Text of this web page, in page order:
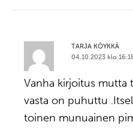
TARJA KÖYKKÄ
04.10.2023 klo
Vanha kirjoitus mutta
vasta on puhuttu
toinen munuainen